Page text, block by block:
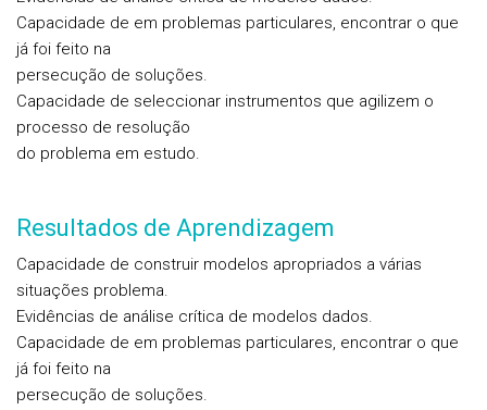
Capacidade de em problemas particulares, encontrar o que
já foi feito na
persecução de soluções.
Capacidade de seleccionar instrumentos que agilizem o
processo de resolução
do problema em estudo.
Resultados de Aprendizagem
Capacidade de construir modelos apropriados a várias
situações problema.
Evidências de análise crítica de modelos dados.
Capacidade de em problemas particulares, encontrar o que
já foi feito na
persecução de soluções.